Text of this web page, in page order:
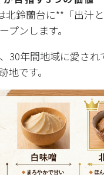
北鈴蘭台に**「出汁
プンします。
30年間地域に愛され
地です。